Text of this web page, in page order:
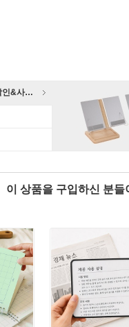
노르잇 신제품 출시 기념 할인&사은품 증정!
이 상품을 구입하신 분